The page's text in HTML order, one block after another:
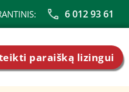
6 012 93 61
paraišką lizingui